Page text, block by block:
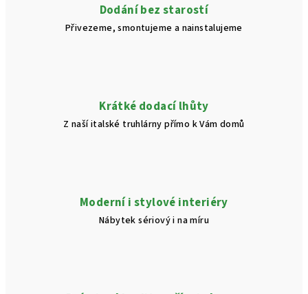
Dodání bez starostí
Přivezeme, smontujeme a nainstalujeme
Krátké dodací lhůty
Z naší italské truhlárny přímo k Vám domů
Moderní i stylové interiéry
Nábytek sériový i na míru